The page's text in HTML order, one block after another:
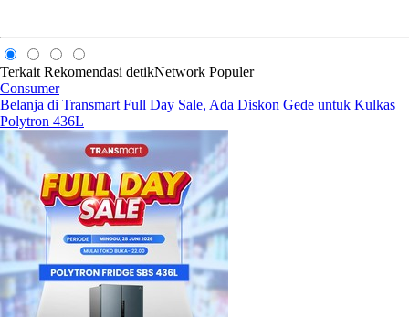
Terkait Rekomendasi detikNetwork Populer
Consumer
Belanja di Transmart Full Day Sale, Ada Diskon Gede untuk Kulkas
Polytron 436L